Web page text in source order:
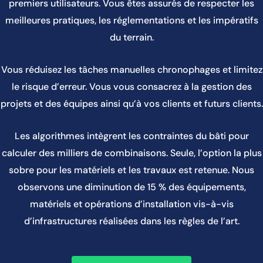
premiers utilisateurs. Vous êtes assurés de respecter les
meilleures pratiques, les réglementations et les impératifs
du terrain.
Vous réduisez les tâches manuelles chronophages et limitez
le risque d’erreur. Vous vous consacrez à la gestion des
projets et des équipes ainsi qu’à vos clients et futurs clients.
Les algorithmes intègrent les contraintes du bâti pour
calculer des milliers de combinaisons. Seule, l’option la plus
sobre pour les matériels et les travaux est retenue. Nous
observons une diminution de 15 % des équipements,
matériels et opérations d’installation vis-à-vis
d’infrastructures réalisées dans les règles de l’art.